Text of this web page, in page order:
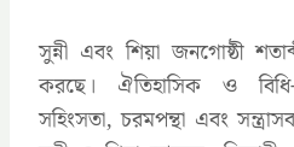
সুন্নী এবং শিয়া জনগোষ্ঠী
করছে। ঐতিহাসিক ও
সহিংসতা, চরমপন্থা এবং